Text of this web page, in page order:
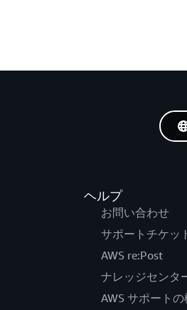
ヘルプ
お問い合わせ
サポートチケッ
AWS re:Post
ナレッジセンタ
AWS サポート